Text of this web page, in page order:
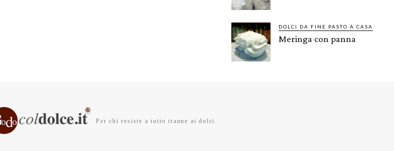
DOLCI DA FINE PASTO A CASA
Meringa con panna
Per chi resiste a tutto tranne ai dolci